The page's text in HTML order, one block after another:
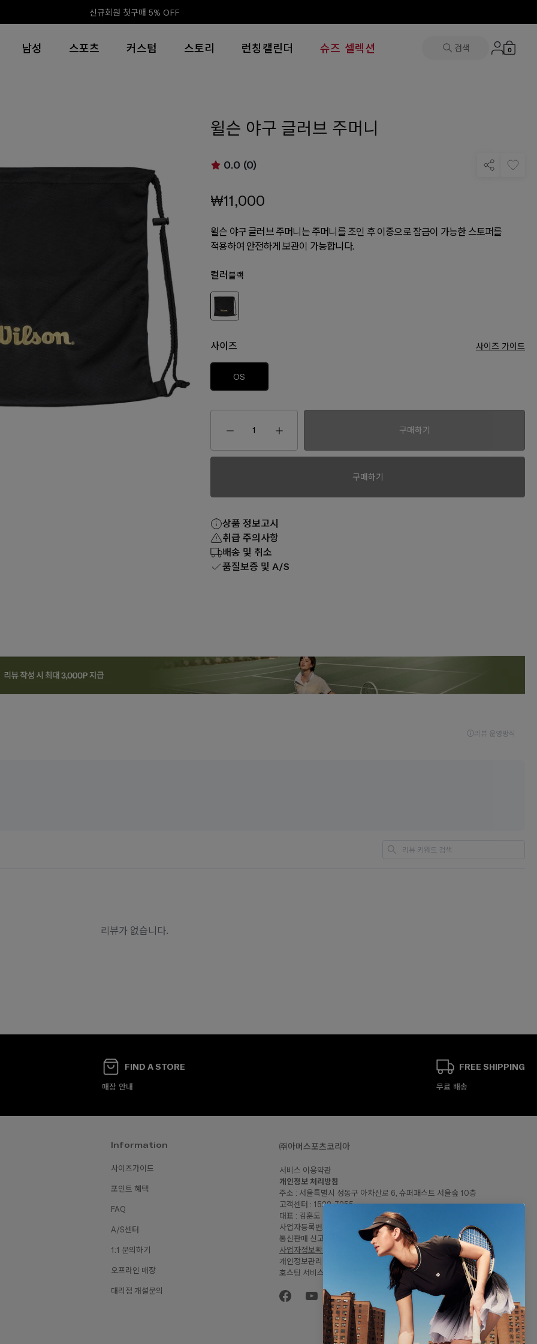
신규회원 첫구매 5% OFF
남성 스포츠 커스텀 스토리 런칭캘린더 슈즈 셀렉션 검색 0
윌슨 야구 글러브 주머니
0.0 (0)
₩11,000
윌슨 야구 글러브 주머니는 주머니를 조인 후 이중으로 잠금이 가능한 스토퍼를
적용하여 안전하게 보관이 가능합니다.
컬러 블랙
사이즈 사이즈 가이드
OS
구매하기
구매하기
상품 정보고시
취급 주의사항
배송 및 취소
품질보증 및 A/S
FIND A STORE
매장 안내
FREE SHIPPING
무료 배송
Information
사이즈가이드
포인트 혜택
FAQ
A/S센터
1:1 문의하기
오프라인 매장
대리점 개설문의
㈜아머스포츠코리아
서비스 이용약관
개인정보 처리방침
주소 : 서울특별시 성동구 아차산로 6, 슈퍼패스트 서울숲 10층
고객센터 : 1522-7255
대표 : 김훈도
사업자등록번호: 120-81-57446
통신판매 신고번호 : 2023-서울성동-2064
사업자정보확인
개인정보관리책임자 : 임민지
호스팅 서비스 : Shopify